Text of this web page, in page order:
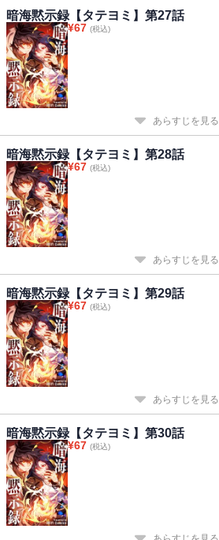
暗海黙示録【タテヨミ】第27話
¥67 (税込)
あらすじを見る
暗海黙示録【タテヨミ】第28話
¥67 (税込)
あらすじを見る
暗海黙示録【タテヨミ】第29話
¥67 (税込)
あらすじを見る
暗海黙示録【タテヨミ】第30話
¥67 (税込)